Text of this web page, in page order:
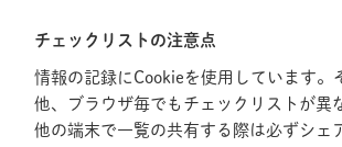
チェックリストの注意点
情報の記録にCookieを使用しています。
他、ブラウザ毎でもチェックリストが異
他の端末で一覧の共有する際は必ずシェ